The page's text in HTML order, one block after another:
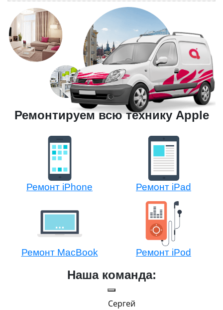
Ремонтируем всю технику Apple
Ремонт iPhone Ремонт iPad
Ремонт MacBook Ремонт iPod
Наша команда:
Сергей